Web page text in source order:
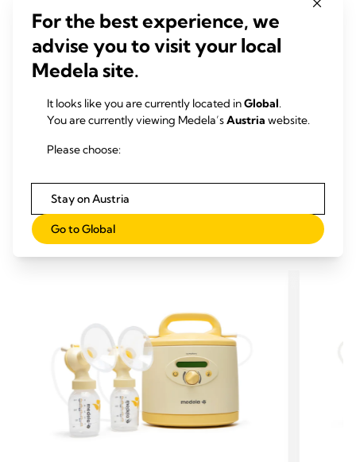
Turning Science into Care
Unterstütze deine Stillreise mit den
verfügbaren Mietoptionen:
For the best experience, we
advise you to visit your local
Medela site.
It looks like you are currently located inGlobal.
You are currently viewing Medela’sAustria website.
Please choose:
Stay on Austria
Go to Global